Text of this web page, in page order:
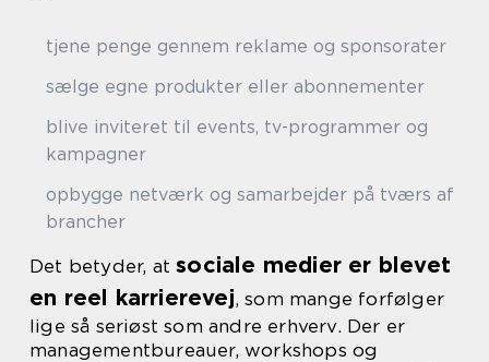
tjene penge gennem reklame og sponsorater
sælge egne produkter eller abonnementer
blive inviteret til events, tv-programmer og
kampagner
opbygge netværk og samarbejder på tværs af
brancher
Det betyder, atsociale medier er blevet
en reel karrierevej, som mange forfølger
lige så seriøst som andre erhverv. Der er
managementbureauer, workshops og